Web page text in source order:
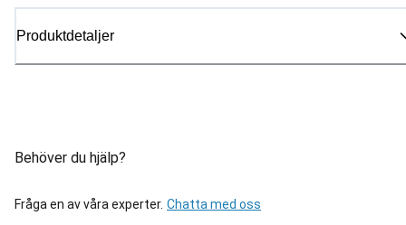
Produktdetaljer
Behöver du hjälp?
Fråga en av våra experter. Chatta med oss